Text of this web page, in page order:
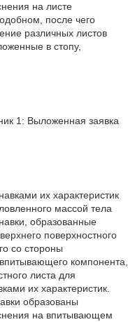
на листе
после чего
различных листов
в стопу,
1: Выложенная заявка
их характеристик
массой тела
образованные
поверхностного
со стороны
компонента,
листа для
их характеристик.
образованы
на впитывающем